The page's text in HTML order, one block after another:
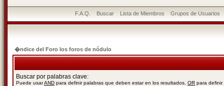
F.A.Q. Buscar Lista de Miembros Grupos de Usuarios
�ndice del Foro los foros de nódulo
Buscar por palabras clave:
Puede usarAND para definir palabras que deben estar en los resultados, OR para definir